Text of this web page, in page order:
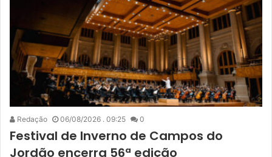
Redação 06/08/2026 . 09:25 0
Festival de Inverno de Campos do
Jordão encerra 56ª edição